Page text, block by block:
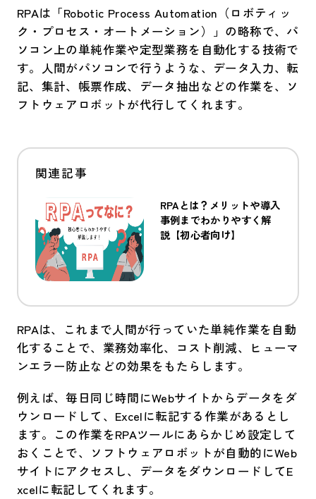
RPAは「Robotic Process Automation（ロボティッ
ク・プロセス・オートメーション）」の略称で、パ
ソコン上の単純作業や定型業務を自動化する技術で
す。人間がパソコンで行うような、データ入力、転
記、集計、帳票作成、データ抽出などの作業を、ソ
フトウェアロボットが代行してくれます。
RPAとは？メリットや導入
事例までわかりやすく解
説【初心者向け】
RPAは、これまで人間が行っていた単純作業を自動
化することで、業務効率化、コスト削減、ヒューマ
ンエラー防止などの効果をもたらします。
例えば、毎日同じ時間にWebサイトからデータをダ
ウンロードして、Excelに転記する作業があるとし
ます。この作業をRPAツールにあらかじめ設定して
おくことで、ソフトウェアロボットが自動的にWeb
サイトにアクセスし、データをダウンロードしてE
xcelに転記してくれます。